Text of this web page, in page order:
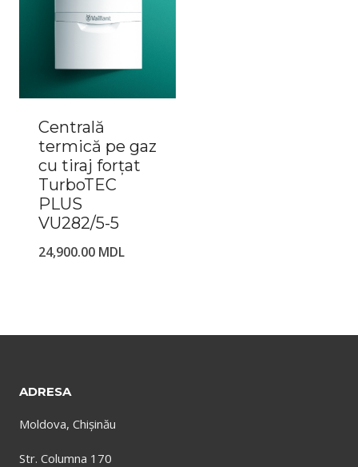
Centrală
termică pe gaz
cu tiraj forțat
TurboTEC
PLUS
VU282/5-5
24,900.00 MDL
ADRESA
Moldova, Chișinău
Str. Columna 170